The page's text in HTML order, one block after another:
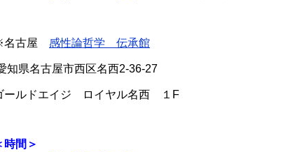
名古屋 感性論哲学 伝承館
知県名古屋市西区名西2-36-27
ールドエイジ ロイヤル名西 １F
時間＞